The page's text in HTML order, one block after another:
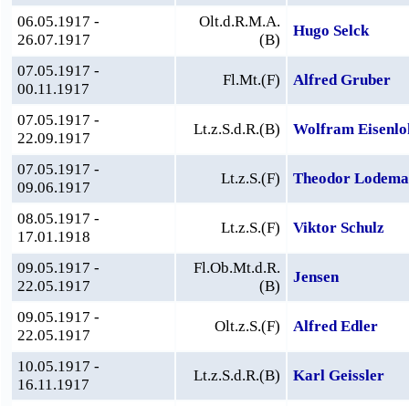
06.05.1917 -
26.07.1917
Olt.d.R.M.A.
(B)
Hugo Selck
07.05.1917 -
00.11.1917
Fl.Mt.(F) Alfred Gruber
07.05.1917 -
22.09.1917
Lt.z.S.d.R.(B) Wolfram
07.05.1917 -
09.06.1917
Lt.z.S.(F) Theodor
08.05.1917 -
17.01.1918
Lt.z.S.(F) Viktor Schulz
09.05.1917 -
22.05.1917
Fl.Ob.Mt.d.R.
(B)
Jensen
09.05.1917 -
22.05.1917
Olt.z.S.(F) Alfred Edler
10.05.1917 -
16.11.1917
Lt.z.S.d.R.(B) Karl Geissler